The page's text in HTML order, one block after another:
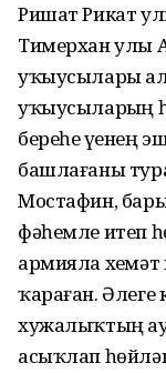
Ришат Рикат
Тимерхан улы
уҡыусылары
уҡыусыларҙың
береһе үҙенең
башлағаны
Мостафин,
фәһемле итеп
армияла
ҡараған.
хужалыҡтың
асыҡлап